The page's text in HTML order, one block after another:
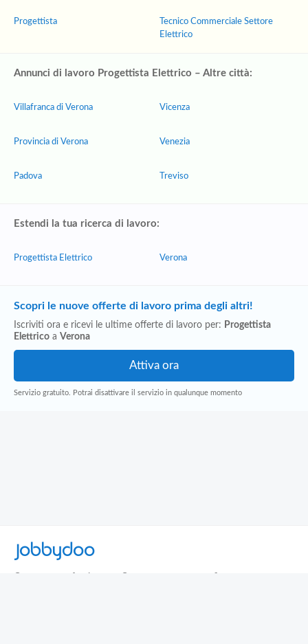
Progettista
Tecnico Commerciale Settore
Elettrico
Annunci di lavoro Progettista Elettrico – Altre città:
Villafranca di Verona
Provincia di Verona
Padova
Vicenza
Venezia
Treviso
Estendi la tua ricerca di lavoro:
Progettista Elettrico Verona
Scopri le nuove offerte di lavoro prima degli altri!
Iscriviti ora e ricevi le ultime offerte di lavoro per: Progettista
Elettrico a Verona
Servizio gratuito. Potrai disattivare il servizio in qualunque momento
Jobbydoo